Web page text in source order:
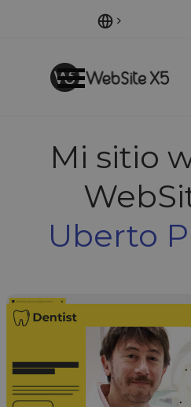
Saltar menú
Mi sitio
Uberto